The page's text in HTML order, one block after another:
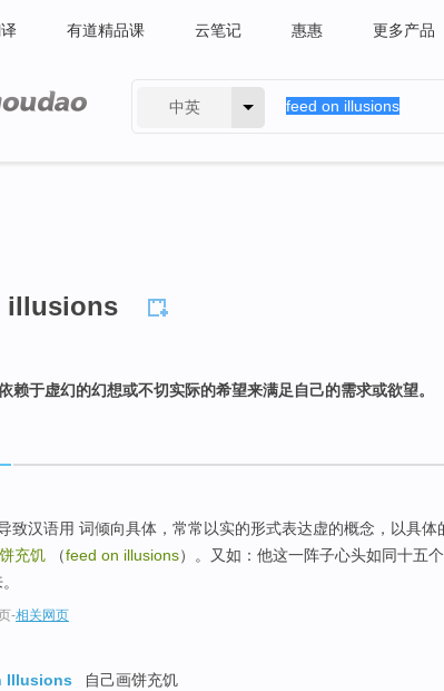
有道精品课 云笔记 惠惠 更多产品
中英
illusions
赖于虚幻的幻想或不切实际的希望来满足自己的需求或欲望。
致汉语用 词倾向具体，常常以实的形式表达虚的概念，以具
充饥 （feed on illusions）。又如：他这一阵子心头如同十五
-相关网页
Illusions
自己画饼充饥